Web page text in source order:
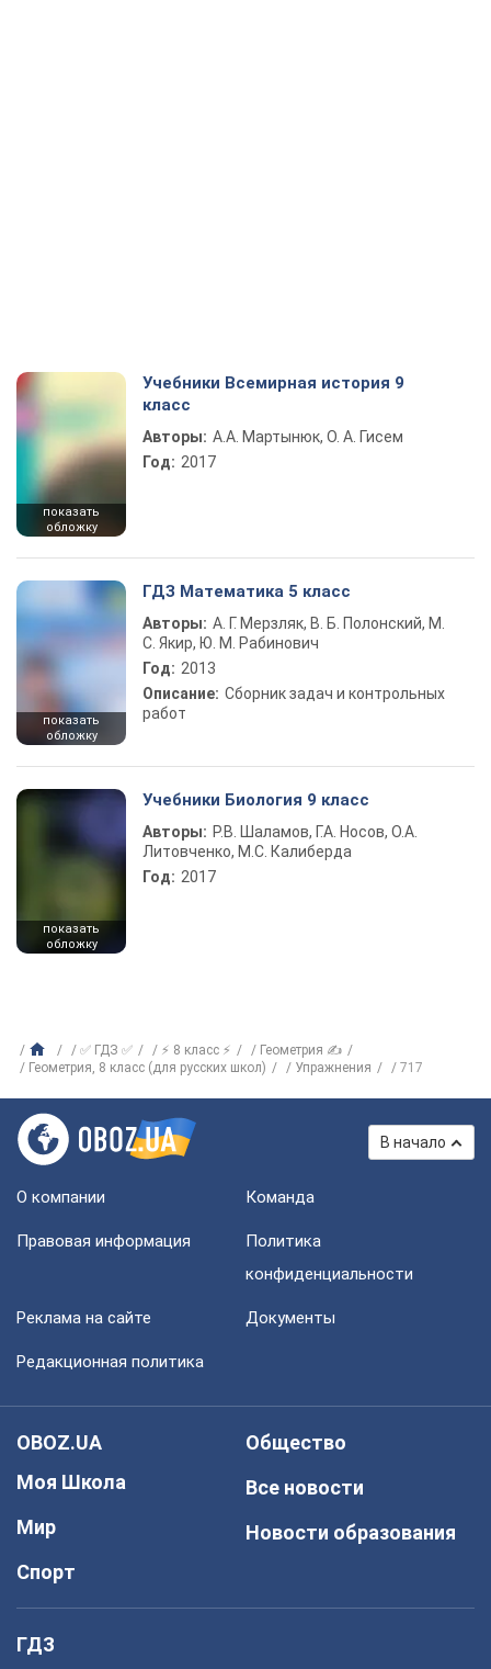
показать
обложку
Учебники Всемирная история 9
класс
Авторы: А.А. Мартынюк, О. А. Гисем
Год: 2017
показать
обложку
ГДЗ Математика 5 класс
Авторы: А. Г. Мерзляк, В. Б. Полонский, М.
С. Якир, Ю. М. Рабинович
Год: 2013
Описание: Сборник задач и контрольных
работ
показать
обложку
Учебники Биология 9 класс
Авторы: Р.В. Шаламов, Г.А. Носов, О.А.
Литовченко, М.С. Калиберда
Год: 2017
✅ ГДЗ ✅ ⚡ 8 класс ⚡
Геометрия ✍
Геометрия, 8 класс (для русских школ)
Упражнения 717
В начало
О компании Команда
Правовая информация
Политика
конфиденциальности
Реклама на сайте Документы
Редакционная политика
OBOZ.UA
Моя Школа
Мир
Спорт
Общество
Все новости
Новости образования
ГДЗ